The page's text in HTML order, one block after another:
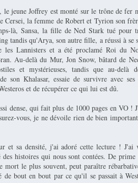
jeune Joffrey est monté sur le trône de fer
Cersei, la femme de Robert et Tyrion son
là, Sansa, la fille de Ned Stark tué pour
tandis qu'Arya, son autre fille, a réussi à se
les Lannisters et a été proclamé Roi du
Au-delà du Mur, Jon Snow, bâtard de
et mystérieuses, tandis que au-delà
son Khalasar, essaie de survivre avec
et de récupérer ce qui lui est dû.
dense, qui fait plus de 1000 pages en VO !
vous, je ne dévoile rien de bien
et sa densité, j'ai adoré cette lecture ! J'ai
histoires qui nous sont contées. De prime
mort le plus souvent, peut paraître
bout en bout par ce qu'il se passait à